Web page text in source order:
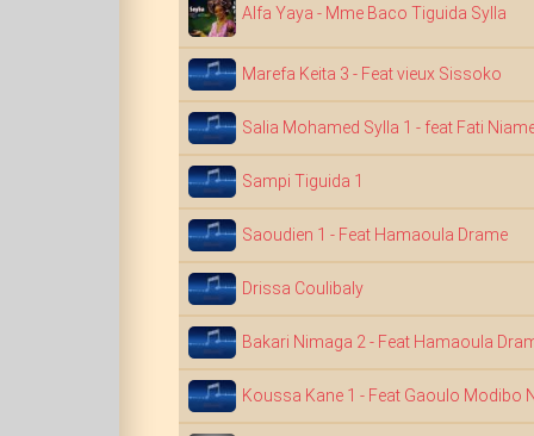
Alfa Yaya - Mme Baco Tiguida Sylla
Marefa Keita 3 - Feat vieux Sissoko
Salia Mohamed Sylla 1 - feat Fati
Sampi Tiguida 1
Saoudien 1 - Feat Hamaoula Drame
Drissa Coulibaly
Bakari Nimaga 2 - Feat Hamaoula
Koussa Kane 1 - Feat Gaoulo Modibo